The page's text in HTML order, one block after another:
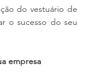
do vestuário de
o sucesso do seu
empresa